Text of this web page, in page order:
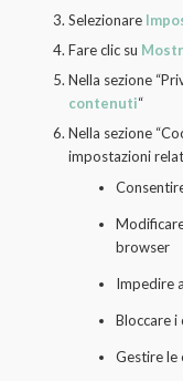
Selezionare
Fare clic su
Nella sezione
contenuti“
Nella sezione
impostazioni
browser
Impedire
Bloccare
Gestire le